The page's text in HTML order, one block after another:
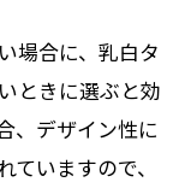
場合に、乳白タ
ときに選ぶと効
、デザイン性に
いますので、